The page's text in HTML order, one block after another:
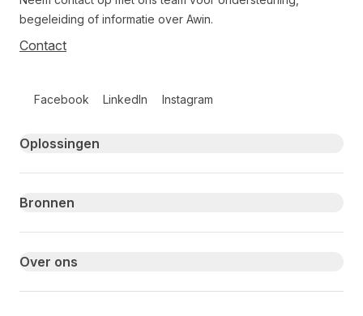
begeleiding of informatie over Awin.
Contact
Facebook LinkedIn Instagram
Primary footer navigation
Oplossingen
Bronnen
Over ons